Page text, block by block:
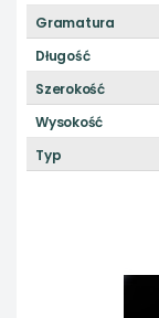
Gramatura
Długość
Szerokość
Wysokość
Typ